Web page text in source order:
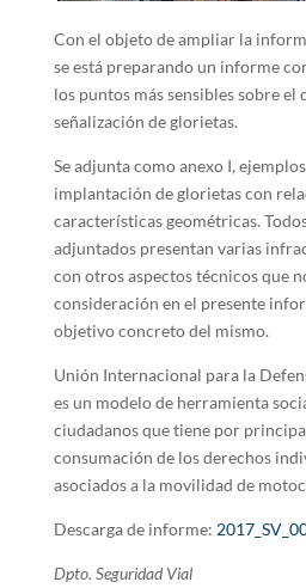
Con el objeto de ampliar la
se está preparando un informe
los puntos más sensibles sobre el
señalización de glorietas.
Se adjunta como anexo I,
implantación de glorietas con
características geométricas.
adjuntados presentan varias
con otros aspectos técnicos que
consideración en el presente
objetivo concreto del mismo.
Unión Internacional para la
es un modelo de herramienta
ciudadanos que tiene por
consumación de los derechos
asociados a la movilidad de
Descarga de informe:
Dpto. Seguridad Vial